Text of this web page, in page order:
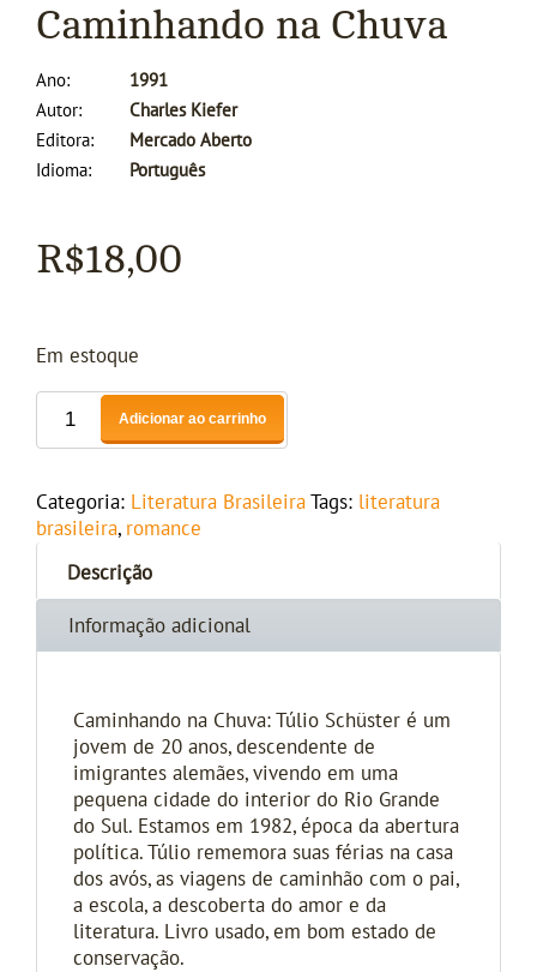
Caminhando na Chuva
Ano
1991
Autor
Charles Kiefer
Editora
Mercado Aberto
Idioma
Português
R$18,00
Em estoque
Adicionar ao carrinho
Categoria: Literatura Brasileira Tags: literatura
brasileira, romance
Descrição
Informação adicional
Caminhando na Chuva: Túlio Schüster é um
jovem de 20 anos, descendente de
imigrantes alemães, vivendo em uma
pequena cidade do interior do Rio Grande
do Sul. Estamos em 1982, época da abertura
política. Túlio rememora suas férias na casa
dos avós, as viagens de caminhão com o pai,
a escola, a descoberta do amor e da
literatura. Livro usado, em bom estado de
conservação.